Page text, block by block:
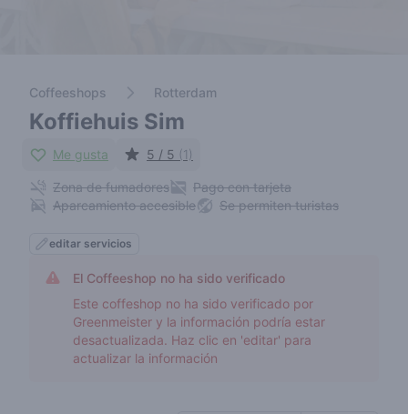
Coffeeshops Rotterdam
Koffiehuis Sim
Me gusta 5 / 5 (1)
Zona de fumadores
Pago con tarjeta
Aparcamiento accesible
Se permiten turistas
editar servicios
El Coffeeshop no ha sido verificado
Este coffeshop no ha sido verificado por
Greenmeister y la información podría estar
desactualizada. Haz clic en 'editar' para
actualizar la información